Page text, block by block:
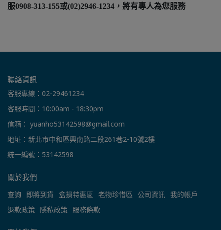
服0908-313-155或(02)2946-1234，將有專人為您服務
聯絡資訊
客服專線：02-29461234
客服時間：10:00am - 18:30pm
信箱： yuanho53142598@gmail.com
地址：新北市中和區興南路二段261巷2-10號2樓
統一編號：53142598
關於我們
查詢 即將到貨 盒損特惠區 老物珍惜區 公司資訊 我的帳戶
退款政策 隱私政策 服務條款